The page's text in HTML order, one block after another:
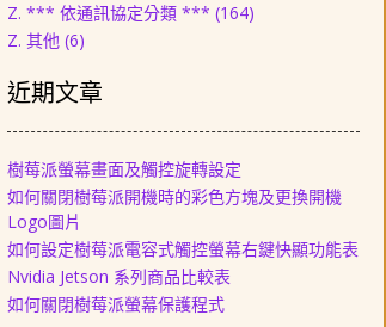
Z. *** 依通訊協定分類 *** (164)
Z. 其他 (6)
近期文章
樹莓派螢幕畫面及觸控旋轉設定
如何關閉樹莓派開機時的彩色方塊及更換開機
Logo圖片
如何設定樹莓派電容式觸控螢幕右鍵快顯功能表
Nvidia Jetson 系列商品比較表
如何關閉樹莓派螢幕保護程式